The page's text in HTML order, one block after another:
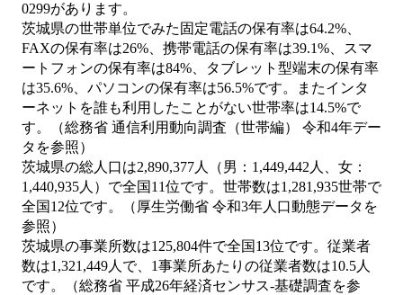
0299があります。
茨城県の世帯単位でみた固定電話の保有率は64.2%、
FAXの保有率は26%、携帯電話の保有率は39.1%、スマ
ートフォンの保有率は84%、タブレット型端末の保有率
は35.6%、パソコンの保有率は56.5%です。またインタ
ーネットを誰も利用したことがない世帯率は14.5%で
す。（総務省 通信利用動向調査（世帯編） 令和4年デー
タを参照）
茨城県の総人口は2,890,377人（男：1,449,442人、女：
1,440,935人）で全国11位です。世帯数は1,281,935世帯で
全国12位です。（厚生労働省 令和3年人口動態データを
参照）
茨城県の事業所数は125,804件で全国13位です。従業者
数は1,321,449人で、1事業所あたりの従業者数は10.5人
です。（総務省 平成26年経済センサス‐基礎調査を参